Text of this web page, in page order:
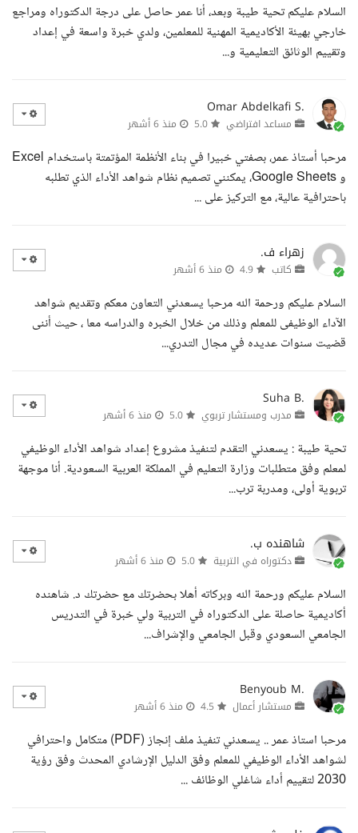
السلام عليكم تحية طيبة وبعد، أنا عمر حاصل على درجة الدكتوراه ومراجع
خارجي بهيئة الأكاديمية المهنية للمعلمين، ولدي خبرة واسعة في إعداد
وتقييم الوثائق التعليمية و...
Omar Abdelkafi S.
مساعد افتراضي منذ 6 أشهر
مرحبا أستاذ عمر، بصفتي خبيرا في بناء الأنظمة المؤتمتة باستخدام Excel
و Google Sheets، يمكنني تصميم نظام شواهد الأداء الذي تطلبه
باحترافية عالية، مع التركيز على ...
زهراء ف.
كاتب منذ 6 أشهر
السلام عليكم ورحمة الله مرحبا يسعدني التعاون معكم وتقديم شواهد
الآداء الوظيفى للمعلم وذلك من خلال الخبره والدراسه معا ، حيث أننى
قضيت سنوات عديده في مجال التدري...
Suha B.
مدرب ومستشار تربوي منذ 6 أشهر
تحية طيبة : يسعدني التقدم لتنفيذ مشروع إعداد شواهد الأداء الوظيفي
لمعلم وفق متطلبات وزارة التعليم في المملكة العربية السعودية. أنا موجهة
تربوية أولى، ومدربة ترب...
شاهنده ب.
دكتوراه في التربية منذ 6 أشهر
السلام عليكم ورحمة الله وبركاته أهلا بحضرتك مع حضرتك د. شاهنده
أكاديمية حاصلة على الدكتوراه في التربية ولي خبرة في التدريس
الجامعي السعودي وقبل الجامعي والإشراف...
Benyoub M.
مستشار أعمال منذ 6 أشهر
مرحبا استاذ عمر .. يسعدني تنفيذ ملف إنجاز (PDF) متكامل واحترافي
لشواهد الأداء الوظيفي للمعلم وفق الدليل الإرشادي المحدث وفق رؤية
2030 لتقييم أداء شاغلي الوظائف ...